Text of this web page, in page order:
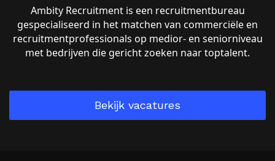
Ambity Recruitment is een recruitmentbureau
gespecialiseerd in het matchen van commerciële en
recruitmentprofessionals op medior- en seniorniveau
met bedrijven die gericht zoeken naar toptalent.
Bekijk vacatures